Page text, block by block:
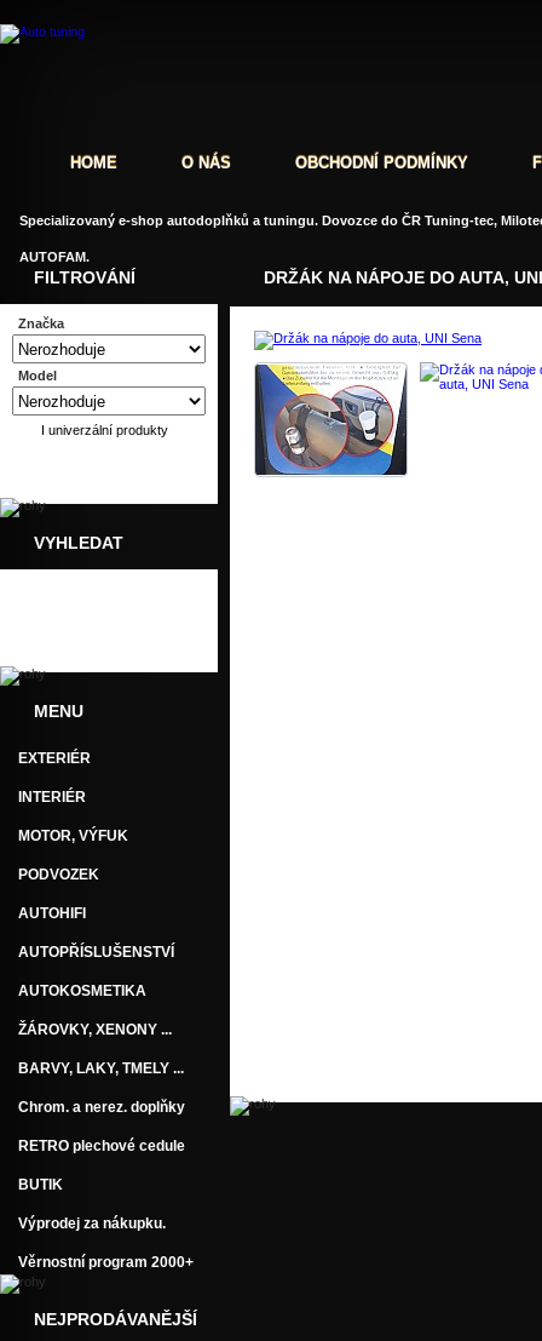
DRŽÁK NA NÁPOJE DO AUTA,
FILTROVÁNÍ
Značka
Model
I univerzální produkty
VYHLEDAT
MENU
EXTERIÉR
INTERIÉR
MOTOR, VÝFUK
PODVOZEK
AUTOHIFI
AUTOPŘÍSLUŠENSTVÍ
AUTOKOSMETIKA
ŽÁROVKY, XENONY ...
BARVY, LAKY, TMELY ...
Chrom. a nerez. doplňky
RETRO plechové cedule
BUTIK
Výprodej za nákupku.
Věrnostní program 2000+
NEJPRODÁVANĚJŠÍ
HOME O NÁS OBCHODNÍ PODMÍNKY
Specializovaný e-shop autodoplňků a tuningu. Dovozce do ČR Tuning-tec,
AUTOFAM.